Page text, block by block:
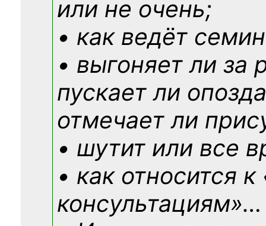
или не очень;
• как ведёт
• выгоняет ли за
пускает ли
отмечает ли
• шутит или все
• как относится
консультациям»…